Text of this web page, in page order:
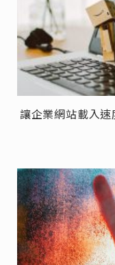
讓企業網站載入